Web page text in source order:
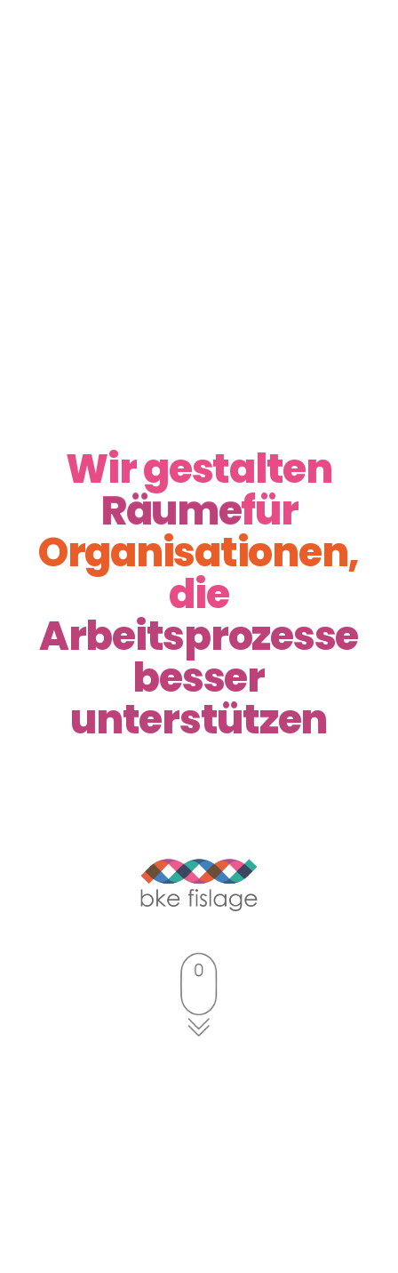
Wir gestalten
Räumefür
Organisationen,
die
Arbeitsprozesse
besser
unterstützen